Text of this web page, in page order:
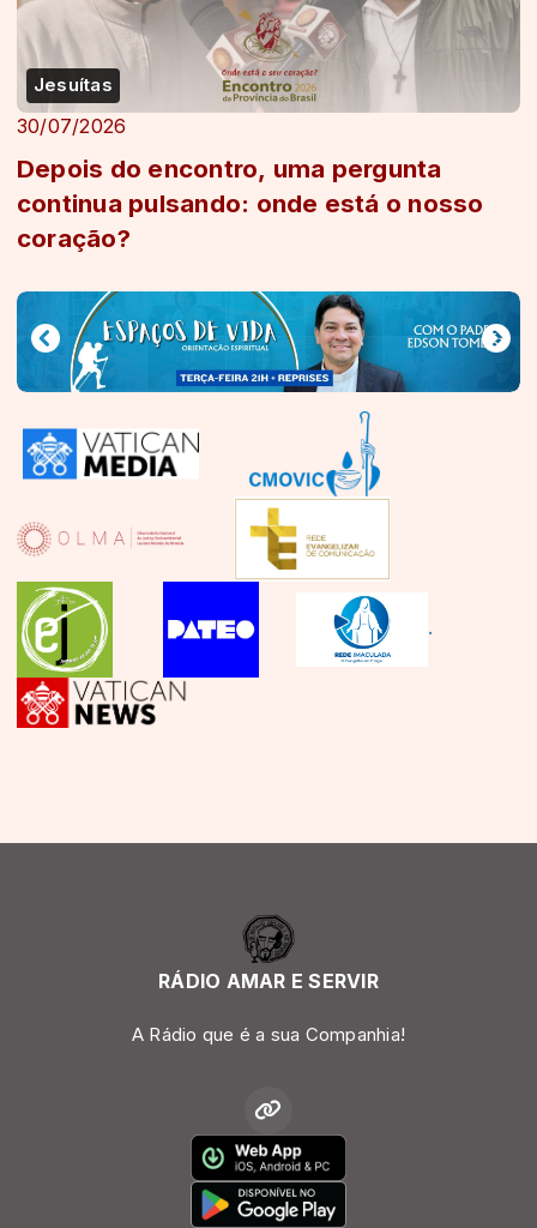
Jesuítas
30/07/2026
Depois do encontro, uma pergunta
continua pulsando: onde está o nosso
coração?
.
RÁDIO AMAR E SERVIR
A Rádio que é a sua Companhia!